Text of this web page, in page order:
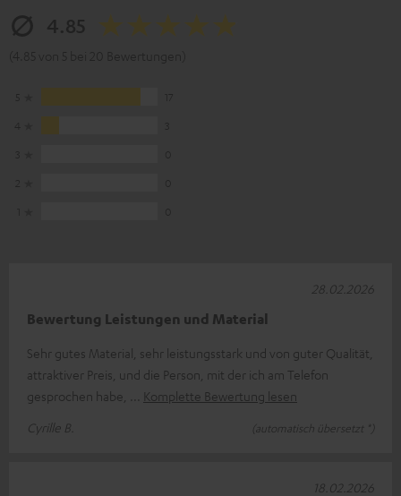
Bewertung Leistungen und Material
Sehr gutes Material, sehr leistungsstark und von guter Qualität,
attraktiver Preis, und die Person, mit der ich am Telefon
gesprochen habe,
Komplette Bewertung lesen
Cyrille B.
(automatisch übersetzt *)
28.02.2026
18.02.2026